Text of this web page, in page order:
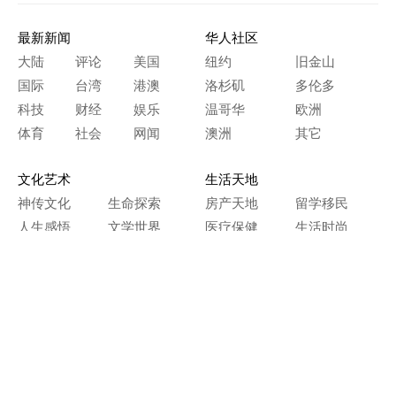
最新新闻
大陆
评论
美国
国际
台湾
港澳
科技
财经
娱乐
体育
社会 网闻
华人社区
纽约
旧金山
洛杉矶
多伦多
温哥华
欧洲
澳洲
其它
文化艺术
神传文化
生命探索
人生感悟
文学世界
生活天地
房产天地
留学移民
医疗保健
生活时尚